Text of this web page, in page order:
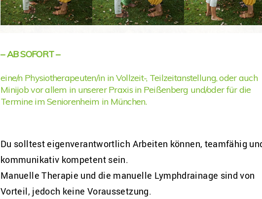
– AB SOFORT –
eine/n Physiotherapeuten/in in Vollzeit-, Teilzeitanstellung, oder auch
Minijob vor allem in unserer Praxis in Peißenberg und/oder für die
Termine im Seniorenheim in München.
Du solltest eigenverantwortlich Arbeiten können, teamfähig
kommunikativ kompetent sein.
Manuelle Therapie und die manuelle Lymphdrainage sind von
Vorteil, jedoch keine Voraussetzung.